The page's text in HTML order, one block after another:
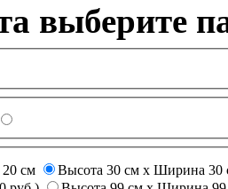
выберите
см
Высота 30 см х Ширина 30